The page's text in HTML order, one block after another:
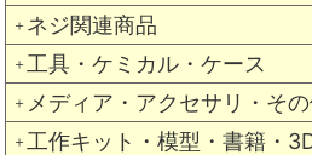
＋ ネジ関連商品
＋ 工具・ケミカル・ケース
＋ メディア・アクセサリ・そ
＋ 工作キット・模型・書籍・